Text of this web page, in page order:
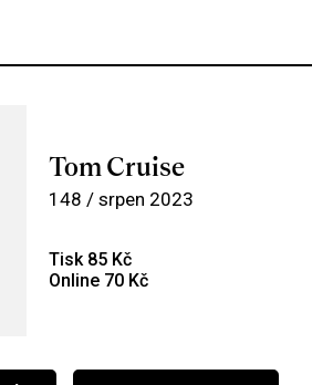
Tom Cruise
148 / srpen 2023
Tisk 85 Kč
Online 70 Kč